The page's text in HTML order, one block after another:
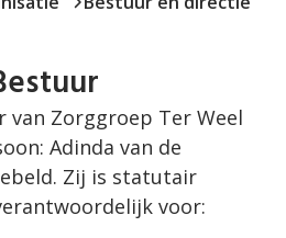
van Zorggroep Ter Weel
Adinda van de
Zij is statutair
voor: